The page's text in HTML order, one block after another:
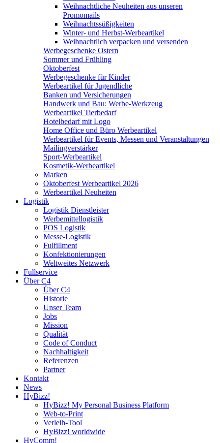
Weihnachtliche Neuheiten aus unseren
Promomails
Weihnachtssüßigkeiten
Winter- und Herbst-Werbeartikel
Weihnachtlich verpacken und versenden
Werbegeschenke Ostern
Sommer und Frühling
Oktoberfest
Werbegeschenke für Kinder
Werbeartikel für Jugendliche
Banken und Versicherungen
Handwerk und Bau: Werbe-Werkzeug
Werbeartikel Tierbedarf
Hotelbedarf mit Logo
Home Office und Büro Werbeartikel
Werbeartikel für Events, Messen und Veranstaltungen
Mailingverstärker
Sport-Werbeartikel
Kosmetik-Werbeartikel
Marken
Oktoberfest Werbeartikel 2026
Werbeartikel Neuheiten
Logistik
Logistik Dienstleister
Werbemittellogistik
POS Logistik
Messe-Logistik
Fulfillment
Konfektionierungen
Weltweites Netzwerk
Fullservice
Über C4
Über C4
Historie
Unser Team
Jobs
Mission
Qualität
Code of Conduct
Nachhaltigkeit
Referenzen
Partner
Kontakt
News
HyBizz!
HyBizz! My Personal Business Platform
Web-to-Print
Verleih-Tool
HyBizz! worldwide
HyComm!